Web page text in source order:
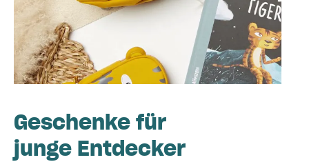
Geschenke für
junge Entdecker